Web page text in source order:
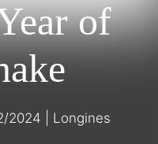
of
2024 Longines